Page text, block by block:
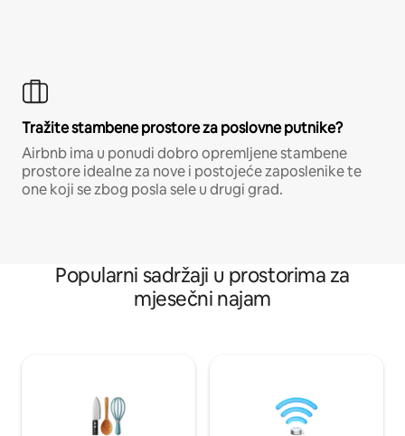
Tražite stambene prostore za poslovne putnike?
Airbnb ima u ponudi dobro opremljene stambene
prostore idealne za nove i postojeće zaposlenike te
one koji se zbog posla sele u drugi grad.
Popularni sadržaji u prostorima za
mjesečni najam